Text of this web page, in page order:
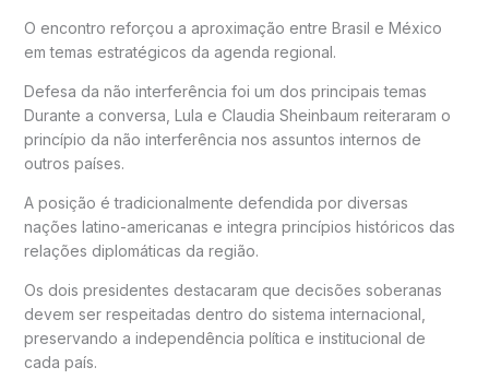
O encontro reforçou a aproximação entre Brasil e México
em temas estratégicos da agenda regional.
Defesa da não interferência foi um dos principais temas
Durante a conversa, Lula e Claudia Sheinbaum reiteraram o
princípio da não interferência nos assuntos internos de
outros países.
A posição é tradicionalmente defendida por diversas
nações latino-americanas e integra princípios históricos das
relações diplomáticas da região.
Os dois presidentes destacaram que decisões soberanas
devem ser respeitadas dentro do sistema internacional,
preservando a independência política e institucional de
cada país.